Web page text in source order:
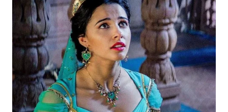
TINGGI
WN
PAKPAK
WN
KARAWANG
WN